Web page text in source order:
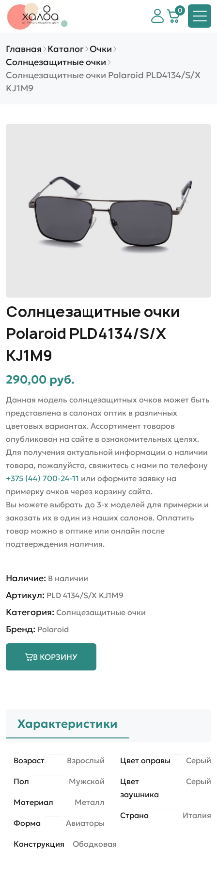
0
Главная Каталог Очки
Солнцезащитные очки
Солнцезащитные очки Polaroid PLD4134/S/X
KJ1M9
Солнцезащитные очки
Polaroid PLD4134/S/X
KJ1M9
290,00 руб.
Данная модель солнцезащитных очков может быть
представлена в салонах оптик в различных
цветовых вариантах. Ассортимент товаров
опубликован на сайте в ознакомительных целях.
Для получения актуальной информации о наличии
товара, пожалуйста, свяжитесь с нами по телефону
+375 (44) 700-24-11 или оформите заявку на
примерку очков через корзину сайта.
Вы можете выбрать до 3-х моделей для примерки и
заказать их в один из наших салонов. Оплатить
товар можно в оптике или онлайн после
подтверждения наличия.
Наличие: В наличии
Артикул: PLD 4134/S/X KJ1M9
Категория: Солнцезащитные очки
Бренд: Polaroid
В КОРЗИНУ
Характеристики
Возраст Взрослый
Пол Мужской
Материал Металл
Форма Авиаторы
Конструкция Ободковая
Цвет оправы Серый
Цвет
заушника
Серый
Страна Италия